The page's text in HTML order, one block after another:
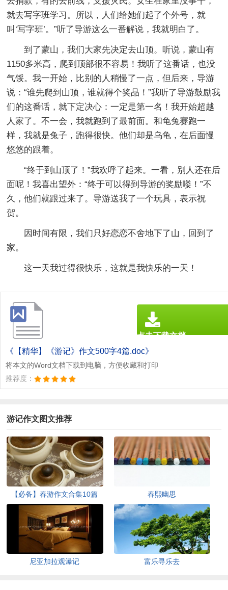
就去写字班学习。所以，人们给她们起了个外号，就
叫‘写字班’。”听了导游这么一番解说，我就明白了。
到了蒙山，我们大家先决定去山顶。听说，蒙山有
1150多米高，爬到顶部很不容易！我听了这番话，也没
气馁。我一开始，比别的人稍慢了一点，但后来，导游
说：“谁先爬到山顶，谁就得个奖品！”我听了导游鼓励我
们的这番话，就下定决心：一定是第一名！我开始超越
人家了。不一会，我就跑到了最前面。和龟兔赛跑一
样，我就是兔子，跑得很快。他们却是乌龟，在后面慢
悠悠的跟着。
“终于到山顶了！”我欢呼了起来。一看，别人还在后
面呢！我喜出望外：“终于可以得到导游的奖励喽！”不
久，他们就跟过来了。导游送我了一个玩具，表示祝
贺。
因时间有限，我们只好恋恋不舍地下了山，回到了
家。
这一天我过得很快乐，这就是我快乐的一天！
《【精华】《游记》作文500字4篇.doc》
将本文的Word文档下载到电脑，方便收藏和打印
推荐度：
点击下载文档
文档为doc格式
游记作文图文推荐
【必备】春游作文合集10篇 春熙幽思
尼亚加拉观瀑记 富乐寻乐去